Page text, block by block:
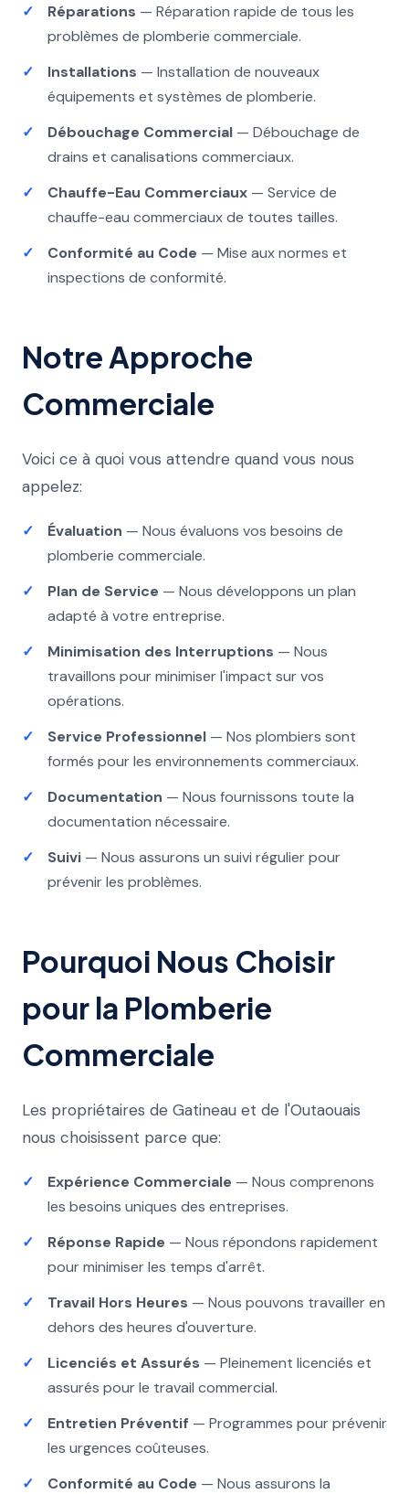
Réparations — Réparation rapide de tous les
problèmes de plomberie commerciale.
Installations — Installation de nouveaux
équipements et systèmes de plomberie.
Débouchage Commercial — Débouchage de
drains et canalisations commerciaux.
Chauffe-Eau Commerciaux — Service de
chauffe-eau commerciaux de toutes tailles.
Conformité au Code — Mise aux normes et
inspections de conformité.
Notre Approche
Commerciale
Voici ce à quoi vous attendre quand vous nous
appelez:
Évaluation — Nous évaluons vos besoins de
plomberie commerciale.
Plan de Service — Nous développons un plan
adapté à votre entreprise.
Minimisation des Interruptions — Nous
travaillons pour minimiser l'impact sur vos
opérations.
Service Professionnel — Nos plombiers sont
formés pour les environnements commerciaux.
Documentation — Nous fournissons toute la
documentation nécessaire.
Suivi — Nous assurons un suivi régulier pour
prévenir les problèmes.
Pourquoi Nous Choisir
pour la Plomberie
Commerciale
Les propriétaires de Gatineau et de l'Outaouais
nous choisissent parce que:
Expérience Commerciale — Nous comprenons
les besoins uniques des entreprises.
Réponse Rapide — Nous répondons rapidement
pour minimiser les temps d'arrêt.
Travail Hors Heures — Nous pouvons travailler en
dehors des heures d'ouverture.
Licenciés et Assurés — Pleinement licenciés et
assurés pour le travail commercial.
Entretien Préventif — Programmes pour prévenir
les urgences coûteuses.
Conformité au Code — Nous assurons la